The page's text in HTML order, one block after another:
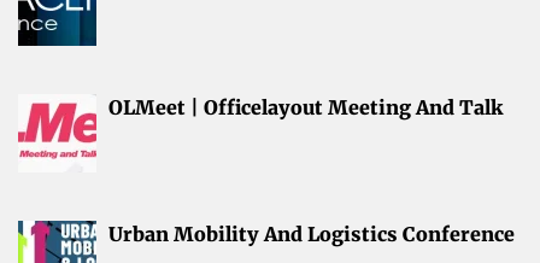
OLMeet | Officelayout Meeting And Talk
Urban Mobility And Logistics Conference